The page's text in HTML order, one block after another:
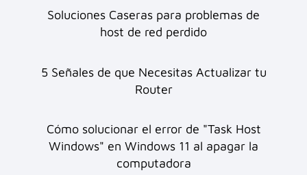
Soluciones Caseras para problemas de
host de red perdido
5 Señales de que Necesitas Actualizar tu
Router
Cómo solucionar el error de "Task Host
Windows" en Windows 11 al apagar la
computadora